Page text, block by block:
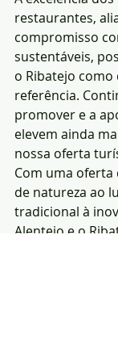
restaurantes,
compromisso
sustentáveis,
o Ribatejo
referência.
promover e a
elevem ainda
nossa oferta
Com uma
de natureza ao
tradicional à
Alentejo e o